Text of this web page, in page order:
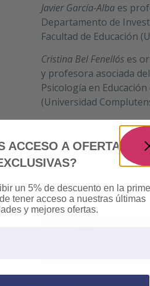
Javier García-Alba es
Departamento de
Facultad de Educación
Cristina Bel Fenellós es
y profesora asociada
Psicología en
(Universidad
Bibliografía completa
Información
23
ACCESO A OFERTAS
un 5% de descuento en la
tener acceso a nuestras últimas
y mejores ofertas.